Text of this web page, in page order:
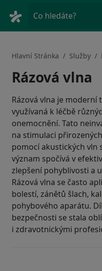
Co hledáte?
Hlavní Stránka Služby
Rázová vlna
Rázová vlna je
využívaná k léčbě
onemocnění. Tato
na stimulaci
pomocí akustických vln
význam spočívá v
zlepšení pohyblivosti a
Rázová vlna se často
bolestí, zánětů šlach,
pohybového aparátu.
bezpečnosti se stala
i zdravotnickými